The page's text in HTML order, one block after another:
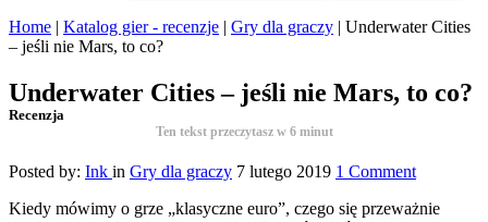
Home | Katalog gier - recenzje | Gry dla graczy | Underwater Cities
– jeśli nie Mars, to co?
Underwater Cities – jeśli nie Mars, to co?
Recenzja
Ten tekst przeczytasz w 6 minut
Posted by: Ink in Gry dla graczy 7 lutego 2019 1 Comment
Kiedy mówimy o grze „klasyczne euro”, czego się przeważnie